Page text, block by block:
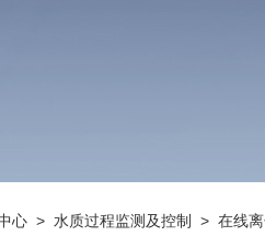
心 > 水质过程监测及控制 > 在线